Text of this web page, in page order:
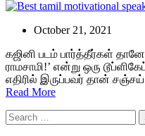
October 21, 2021
கஜினி படம் பார்த்தீர்கள் தானே
ராமசாமி!’ என்று ஒரு டூப்ளிகேட்
எதிரில் இருப்பவர் தான் சஞ்சய்
Read More
Search
for: